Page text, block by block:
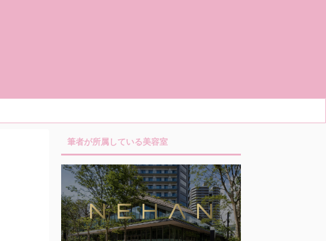
筆者が所属している美容室